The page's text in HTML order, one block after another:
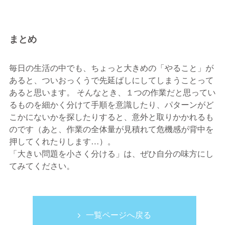
まとめ
毎日の生活の中でも、ちょっと大きめの「やること」が
あると、ついおっくうで先延ばしにしてしまうことって
あると思います。 そんなとき、１つの作業だと思ってい
るものを細かく分けて手順を意識したり、パターンがど
こかにないかを探したりすると、意外と取りかかれるも
のです（あと、作業の全体量が見積れて危機感が背中を
押してくれたりします…）。
「大きい問題を小さく分ける」は、ぜひ自分の味方にし
てみてください。
一覧ページへ戻る